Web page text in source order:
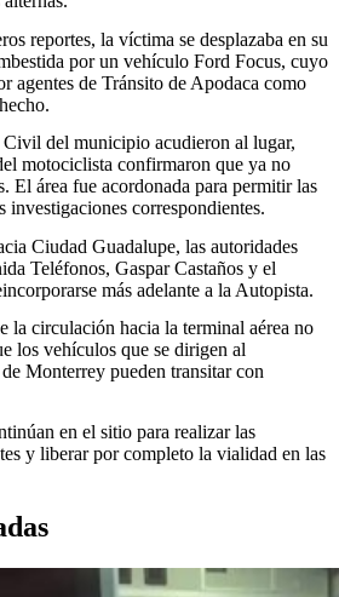
reportes, la víctima se desplazaba en su
por un vehículo Ford Focus, cuyo
agentes de Tránsito de Apodaca como
Civil del municipio acudieron al lugar,
motociclista confirmaron que ya no
El área fue acordonada para permitir las
investigaciones correspondientes.
Ciudad Guadalupe, las autoridades
Teléfonos, Gaspar Castaños y el
más adelante a la Autopista.
la circulación hacia la terminal aérea no
los vehículos que se dirigen al
Monterrey pueden transitar con
en el sitio para realizar las
y liberar por completo la vialidad en las